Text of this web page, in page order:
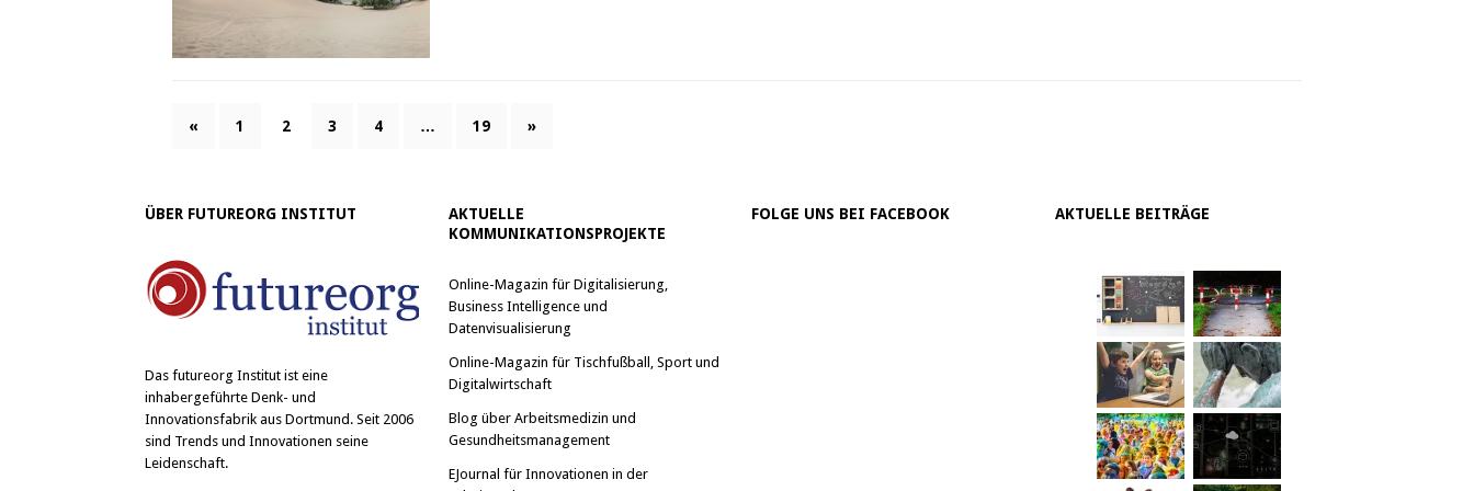
« 1 2 3 4 … 19 »
ÜBER FUTUREORG INSTITUT
Das futureorg Institut ist eine
inhabergeführte Denk- und
Innovationsfabrik aus Dortmund. Seit 2006
sind Trends und Innovationen seine
Leidenschaft.
AKTUELLE
KOMMUNIKATIONSPROJEKTE
Online-Magazin für Digitalisierung,
Business Intelligence und
Datenvisualisierung
Online-Magazin für Tischfußball, Sport und
Digitalwirtschaft
Blog über Arbeitsmedizin und
Gesundheitsmanagement
EJournal für Innovationen in der
FOLGE UNS BEI FACEBOOK AKTUELLE BEITRÄGE